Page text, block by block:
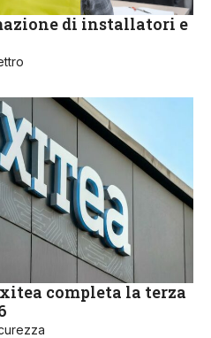
di installatori e
completa la terza